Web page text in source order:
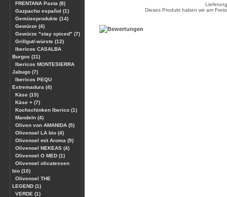
FRENTANA Pasta (8)
Gazpacho español (1)
Gemüseprodukte (14)
Gewürze (4)
Gewürze "stay spiced" (7)
Grillgut/-würste (12)
Ibericos CASALBA
Burgos (11)
Ibericos MONTESIERRA
Jabugo (7)
Ibericos PEQU
Extremadura (4)
Käse (15)
Käse + (7)
Kochschinken Iberico (1)
Mandeln (4)
Oliven von AMANIDA (5)
Olivenoel LA bio (4)
Olivenoel mit Aroma (9)
Olivenoel NEKEAS (4)
Olivenoel O MED (1)
Olivenoel olicatessen
bio (10)
Olivenoel THE
LEGEND (1)
VERDE (1)
Dieses Produkt haben wir am